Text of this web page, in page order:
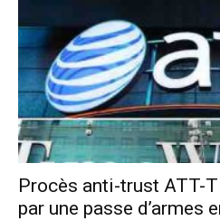
Procès anti-trust ATT-
par une passe d’armes